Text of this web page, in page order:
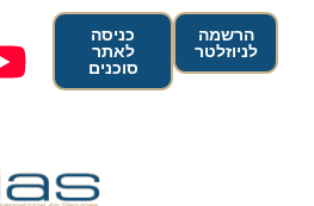
הרשמה
לניוזלטר
כניסה
לאתר
סוכנים